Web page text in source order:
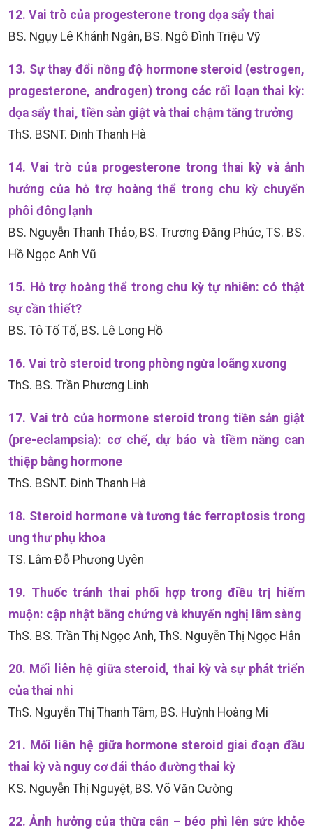
12. Vai trò của progesterone trong dọa sẩy thai
BS. Ngụy Lê Khánh Ngân, BS. Ngô Đình Triệu Vỹ
13. Sự thay đổi nồng độ hormone steroid (estrogen,
progesterone, androgen) trong các rối loạn thai kỳ:
dọa sẩy thai, tiền sản giật và thai chậm tăng trưởng
ThS. BSNT. Đinh Thanh Hà
14. Vai trò của progesterone trong thai kỳ và ảnh
hưởng của hỗ trợ hoàng thể trong chu kỳ chuyển
phôi đông lạnh
BS. Nguyễn Thanh Thảo, BS. Trương Đăng Phúc, TS. BS.
Hồ Ngọc Anh Vũ
15. Hỗ trợ hoàng thể trong chu kỳ tự nhiên: có thật
sự cần thiết?
BS. Tô Tố Tố, BS. Lê Long Hồ
16. Vai trò steroid trong phòng ngừa loãng xương
ThS. BS. Trần Phương Linh
17. Vai trò của hormone steroid trong tiền sản giật
(pre-eclampsia): cơ chế, dự báo và tiềm năng can
thiệp bằng hormone
ThS. BSNT. Đinh Thanh Hà
18. Steroid hormone và tương tác ferroptosis trong
ung thư phụ khoa
TS. Lâm Đỗ Phương Uyên
19. Thuốc tránh thai phối hợp trong điều trị hiếm
muộn: cập nhật bằng chứng và khuyến nghị lâm sàng
ThS. BS. Trần Thị Ngọc Anh, ThS. Nguyễn Thị Ngọc Hân
20. Mối liên hệ giữa steroid, thai kỳ và sự phát triển
của thai nhi
ThS. Nguyễn Thị Thanh Tâm, BS. Huỳnh Hoàng Mi
21. Mối liên hệ giữa hormone steroid giai đoạn đầu
thai kỳ và nguy cơ đái tháo đường thai kỳ
KS. Nguyễn Thị Nguyệt, BS. Võ Văn Cường
22. Ảnh hưởng của thừa cân – béo phì lên sức khỏe